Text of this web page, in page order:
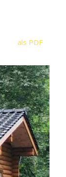
als PDF